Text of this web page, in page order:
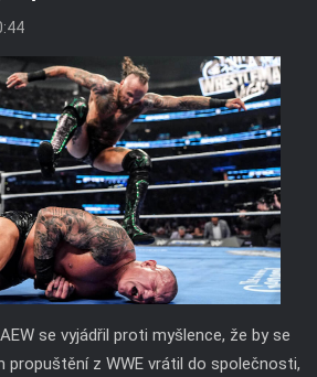
se vyjádřil proti myšlence, že by se
propuštění z WWE vrátil do společnosti,